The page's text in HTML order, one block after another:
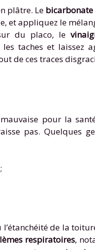
plâtre. Le
et appliquez le
sur du placo, le
taches et laissez
de ces traces
pour la
pas. Quelques
de la
respiratoires,